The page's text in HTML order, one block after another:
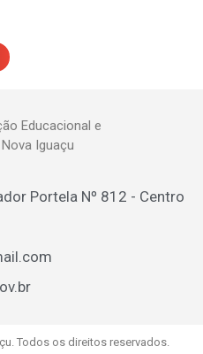
Educacional e
Iguaçu
Portela Nº 812 - Centro
Todos os direitos reservados.